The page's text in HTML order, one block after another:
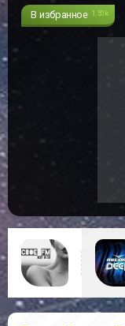
В избранное 1.50k